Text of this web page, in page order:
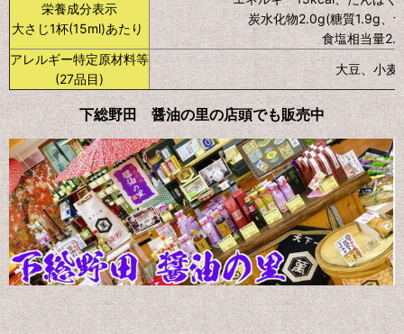
栄養成分表示
大さじ1杯(15ml)あたり
炭水化物2.0g(糖質1.9g、
食塩相当量
アレルギー特定原材料等
(27品目)
大豆、小麦
下総野田 醤油の里の店頭でも販売中